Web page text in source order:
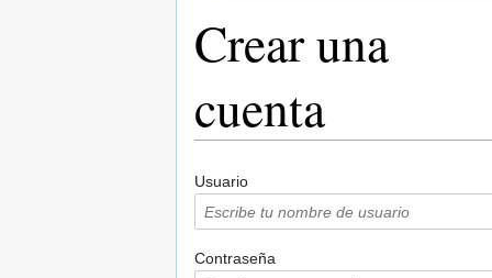
Crear una
cuenta
Usuario
Contraseña